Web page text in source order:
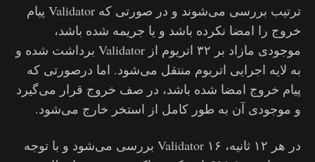
ترتیب بررسی می‌شوند و در صورتی که Validator پیام
خروج را امضا نکرده باشد و یا جریمه شده باشد،
موجودی مازاد بر ۳۲ اتریوم از Validator برداشت شده و
به لایه اجرایی اتریوم منتقل می‌شود. اما درصورتی که
پیام خروج امضا شده باشد، در صف خروج قرار می‌گیرد
و موجودی آن به طور کامل از استخر خارج می‌شود.
در هر ۱۲ ثانیه، ۱۶ Validator بررسی می‌شود و با توجه